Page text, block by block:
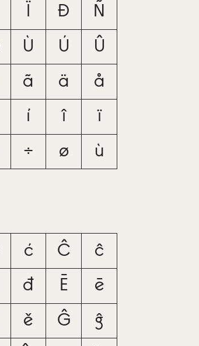
Ï Ð
Ñ
Ù Ú
Û
ã ä
å
í î
ï
÷ ø
ù
ć Ĉ
ĉ
đ Ē
ē
ě Ĝ
ĝ